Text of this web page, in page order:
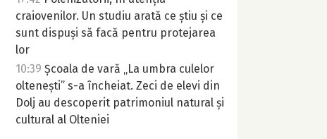
craiovenilor. Un studiu arată ce știu și ce
sunt dispuși să facă pentru protejarea
lor
10:39 Școala de vară „La umbra culelor
oltenești” s-a încheiat. Zeci de elevi din
Dolj au descoperit patrimoniul natural și
cultural al Olteniei